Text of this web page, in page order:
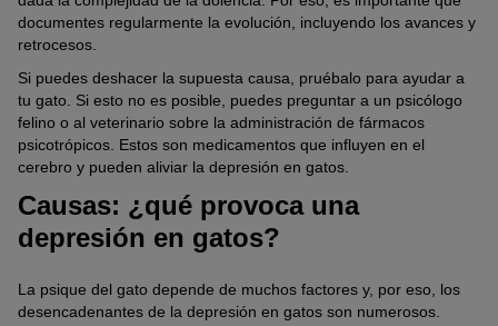
documentes regularmente la evolución, incluyendo los avances y
retrocesos.
Si puedes deshacer la supuesta causa, pruébalo para ayudar a
tu gato. Si esto no es posible, puedes preguntar a un psicólogo
felino o al veterinario sobre la administración de fármacos
psicotrópicos. Estos son medicamentos que influyen en el
cerebro y pueden aliviar la depresión en gatos.
Causas: ¿qué provoca una
depresión en gatos?
La psique del gato depende de muchos factores y, por eso, los
desencadenantes de la depresión en gatos son numerosos.